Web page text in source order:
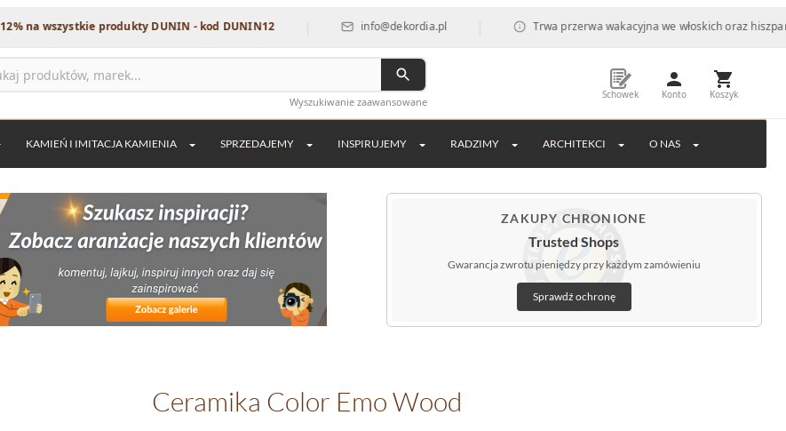
produkty DUNIN - kod DUNIN12 | info@dekordia.pl | Trwa przerwa wakacyjna we włoskich oraz hiszpańskich
Wyszukiwanie zaawansowane
Schowek Konto Koszyk
KAMIEŃ I IMITACJA KAMIENIA SPRZEDAJEMY INSPIRUJEMY RADZIMY ARCHITEKCI O NAS
ZAKUPY CHRONIONE
Trusted Shops
Gwarancja zwrotu pieniędzy przy każdym zamówieniu
Sprawdź ochronę
Ceramika Color Emo Wood